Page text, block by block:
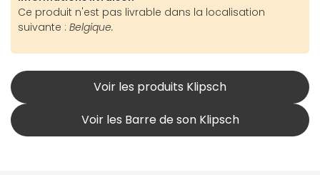
Ce produit n'est pas livrable dans la localisation
suivante : Belgique.
Voir les produits Klipsch
Voir les Barre de son Klipsch